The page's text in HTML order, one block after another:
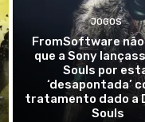
JOGOS
FromSoftware
que a Sony
Souls por
‘desapontada’
tratamento dado a
Souls